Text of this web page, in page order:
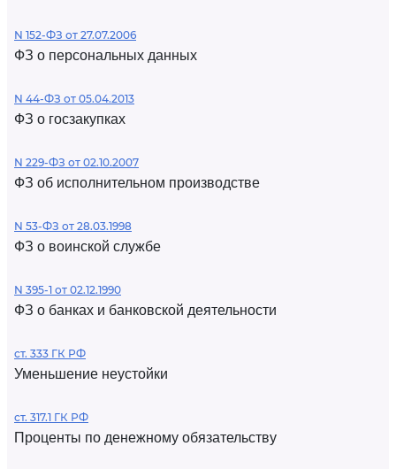
N 152-ФЗ от 27.07.2006
ФЗ о персональных данных
N 44-ФЗ от 05.04.2013
ФЗ о госзакупках
N 229-ФЗ от 02.10.2007
ФЗ об исполнительном производстве
N 53-ФЗ от 28.03.1998
ФЗ о воинской службе
N 395-1 от 02.12.1990
ФЗ о банках и банковской деятельности
ст. 333 ГК РФ
Уменьшение неустойки
ст. 317.1 ГК РФ
Проценты по денежному обязательству